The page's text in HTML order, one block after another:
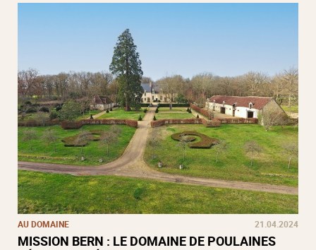
AU DOMAINE 21.04.2024
MISSION BERN : LE DOMAINE DE POULAINES